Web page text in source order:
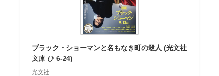
ブラック・ショーマンと名もなき町の殺人 (光文社
文庫 ひ 6-24)
光文社